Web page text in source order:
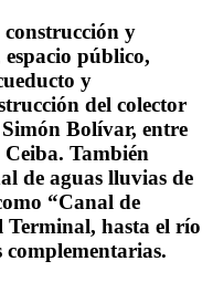
y
público,
y
del colector
Bolívar, entre
También
de aguas lluvias de
“Canal de
Terminal, hasta el río